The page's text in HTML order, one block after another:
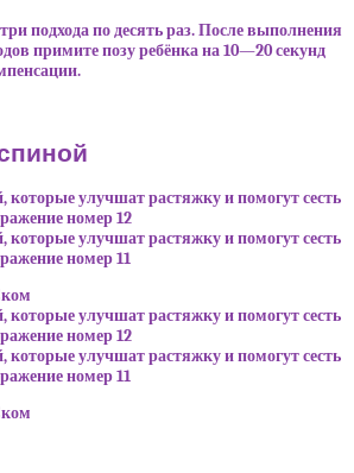
подхода по десять раз. После выполнения
примите позу ребёнка на 10—20 секунд